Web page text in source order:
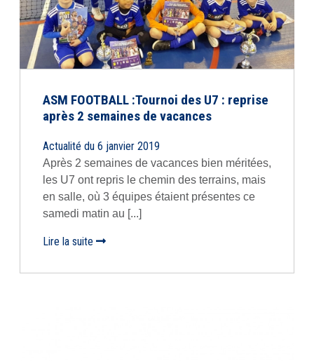
ASM FOOTBALL :Tournoi des U7 : reprise
après 2 semaines de vacances
Actualité du 6 janvier 2019
Après 2 semaines de vacances bien méritées,
les U7 ont repris le chemin des terrains, mais
en salle, où 3 équipes étaient présentes ce
samedi matin au [...]
Lire la suite